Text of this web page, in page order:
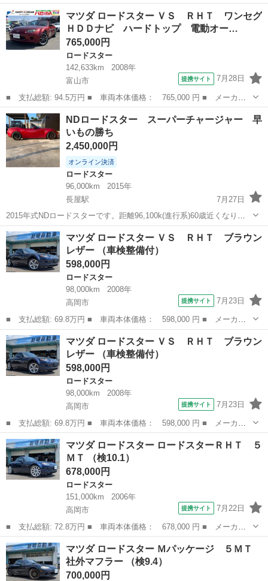
名： マツダ ■ 車種名： ロードスター ■ グレード名： ＳＧリ
ミテッド ■ 排気量： 1600cc ■ ドア枚数： オープン ■ ミッシ
ョン...
福井 福井市 ロードスター
マツダ ロードスター ＶＳ ＲＨＴ ワンセグ
ＨＤＤナビ ハードトップ 電動オー…
765,000円
ロードスター
142,633km
2008年
富山市
提携サイト 7月28日
■ 支払総額: 94.5万円 ■ 車両本体価格： 765,000 円 ■ メーカー
名： マツダ ■ 車種名： ロードスター ■ グレード名： ＶＳ
ＲＨＴ ワンセグＨＤＤナビ ハードトップ 電動オープン パドル
シフト キー...
富山 富山市 ロードスター
NDロードスター スーパーチャージャー 早
いもの勝ち
2,450,000円
オンライン決済
ロードスター
96,000km
2015年
長屋駅
7月27日
2015年式NDロードスターです。距離96,100k(進行系)60歳近くなり、
ほとんど乗らなくなってしまったので出品します。エンジンルームを
見てもらえれば分かると思うのですが、HKS製のスーパーチャージャ
ー搭載してます。フロ...
富山 黒部市 長屋駅 ロードスター
マツダ ロードスター ＶＳ ＲＨＴ ブラウン
レザー （車検整備付）
598,000円
ロードスター
98,000km
2008年
高岡市
提携サイト 7月23日
■ 支払総額: 69.8万円 ■ 車両本体価格： 598,000 円 ■ メーカー
名： マツダ ■ 車種名： ロードスター ■ グレード名： ＶＳ
ＲＨＴ ブラウンレザー ■ 排気量： 2000cc ■ ドア枚数： オー
プ...
富山 高岡市 ロードスター
マツダ ロードスター ＶＳ ＲＨＴ ブラウン
レザー （車検整備付）
598,000円
ロードスター
98,000km
2008年
高岡市
提携サイト 7月23日
■ 支払総額: 69.8万円 ■ 車両本体価格： 598,000 円 ■ メーカー
名： マツダ ■ 車種名： ロードスター ■ グレード名： ＶＳ
ＲＨＴ ブラウンレザー ■ 排気量： 2000cc ■ ドア枚数： オー
プ...
富山 高岡市 ロードスター
マツダ ロードスター ロードスターＲＨＴ ５
ＭＴ （検10.1）
678,000円
ロードスター
151,000km
2006年
高岡市
提携サイト 7月22日
■ 支払総額: 72.8万円 ■ 車両本体価格： 678,000 円 ■ メーカー
名： マツダ ■ 車種名： ロードスター ■ グレード名： ロード
スターＲＨＴ ５ＭＴ ■ 排気量： 2000cc ■ ドア枚数： オープ
ン...
富山 高岡市 ロードスター
マツダ ロードスター Ｍパッケージ ５ＭＴ
社外マフラー （検9.4）
700,000円